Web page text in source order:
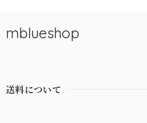
mblueshop
送料について